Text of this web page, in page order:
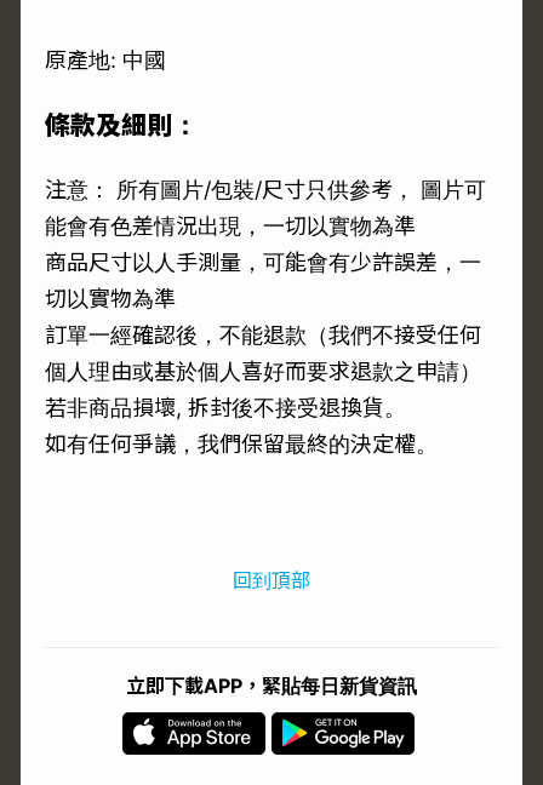
原產地: 中國
條款及細則：
注意： 所有圖片/包裝/尺寸只供參考， 圖片可
能會有色差情況出現，一切以實物為準
商品尺寸以人手測量，可能會有少許誤差，一
切以實物為準
訂單一經確認後，不能退款（我們不接受任何
個人理由或基於個人喜好而要求退款之申請）
若非商品損壞, 拆封後不接受退換貨。
如有任何爭議，我們保留最終的決定權。
回到頂部
立即下載APP，緊貼每日新貨資訊